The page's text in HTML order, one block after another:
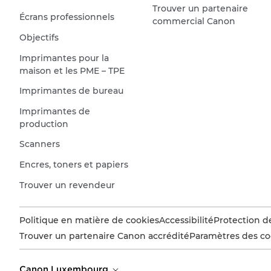
Écrans professionnels
Objectifs
Imprimantes pour la
maison et les PME – TPE
Imprimantes de bureau
Imprimantes de
production
Scanners
Encres, toners et papiers
Trouver un revendeur
Trouver un partenaire
commercial Canon
Politique en matière de cookiesAccessibilitéProtection
Trouver un partenaire Canon accréditéParamètres des
Canon Luxembourg